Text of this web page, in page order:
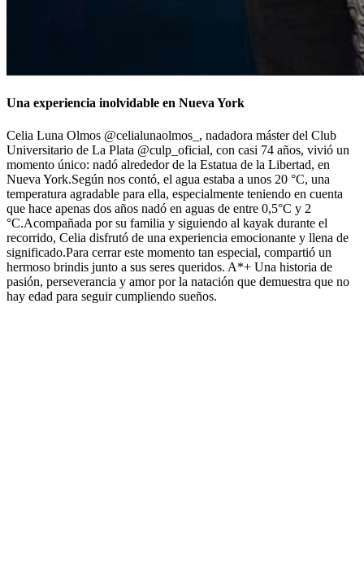
Una experiencia inolvidable en Nueva York
Celia Luna Olmos @celialunaolmos_, nadadora máster del Club
Universitario de La Plata @culp_oficial, con casi 74 años, vivió un
momento único: nadó alrededor de la Estatua de la Libertad, en
Nueva York.Según nos contó, el agua estaba a unos 20 °C, una
temperatura agradable para ella, especialmente teniendo en cuenta
que hace apenas dos años nadó en aguas de entre 0,5°С y 2
°C.Acompañada por su familia y siguiendo al kayak durante el
recorrido, Celia disfrutó de una experiencia emocionante y llena de
significado.Para cerrar este momento tan especial, compartió un
hermoso brindis junto a sus seres queridos. A*+ Una historia de
pasión, perseverancia y amor por la natación que demuestra que no
hay edad para seguir cumpliendo sueños.